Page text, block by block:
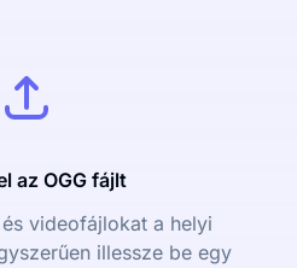
az OGG fájlt
videofájlokat a helyi
illessze be egy